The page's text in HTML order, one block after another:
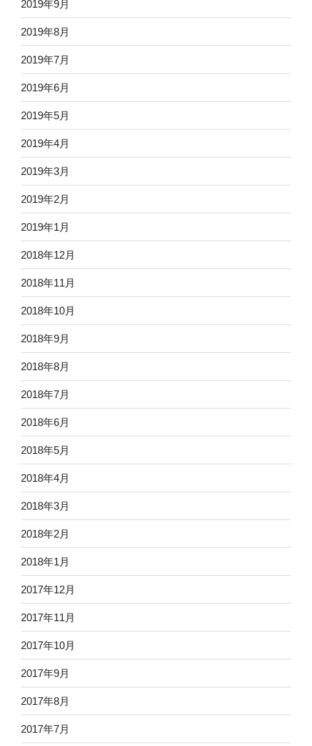
2019年9月
2019年8月
2019年7月
2019年6月
2019年5月
2019年4月
2019年3月
2019年2月
2019年1月
2018年12月
2018年11月
2018年10月
2018年9月
2018年8月
2018年7月
2018年6月
2018年5月
2018年4月
2018年3月
2018年2月
2018年1月
2017年12月
2017年11月
2017年10月
2017年9月
2017年8月
2017年7月